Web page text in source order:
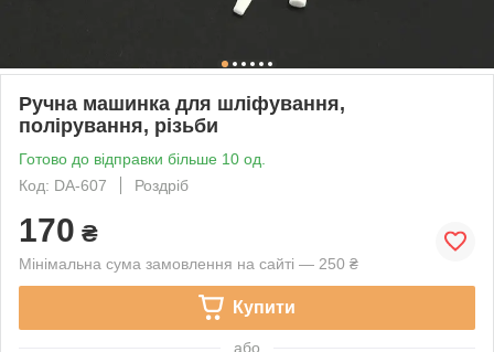
Ручна машинка для шліфування,
полірування, різьби
Готово до відправки більше 10 од.
Код: DA-607
Роздріб
170 ₴
Мінімальна сума замовлення на сайті — 250 ₴
Купити
або